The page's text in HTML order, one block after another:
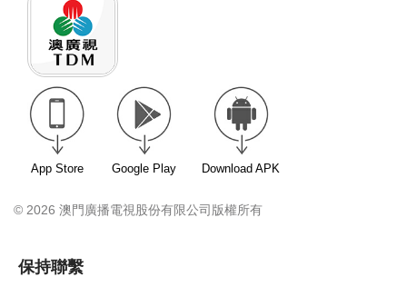
App Store Google Play Download APK
© 2026 澳門廣播電視股份有限公司版權所有
保持聯繫